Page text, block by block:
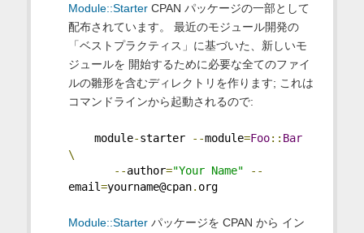
Module::StarterCPAN パッケージの一部として
配布されています。 最近のモジュール開発の
「ベストプラクティス」に基づいた、新しいモ
ジュールを 開始するために必要な全てのファイ
ルの雛形を含むディレクトリを作ります; これは
コマンドラインから起動されるので:
module-starter --module=Foo:: Bar
\
--author="Your Name"
--
email=yourname@cpan. org
Module::Starterパッケージを CPAN から イン